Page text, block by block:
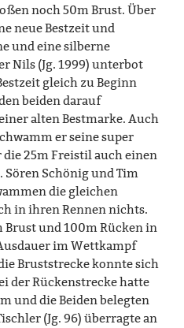
noch 50m Brust. Über
neue Bestzeit und
und eine silberne
Nils (Jg. 1999) unterbot
gleich zu Beginn
beiden darauf
alten Bestmarke. Auch
er seine super
25m Freistil auch einen
Schönig und Tim
die gleichen
in ihren Rennen nichts.
Brust und 100m Rücken in
im Wettkampf
Bruststrecke konnte sich
der Rückenstrecke hatte
und die Beiden belegten
(Jg. 96) überragte an